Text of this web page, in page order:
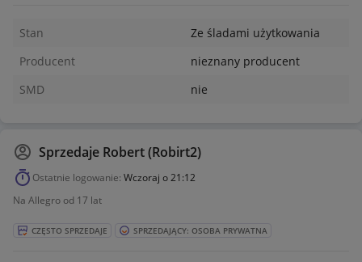
S5:ADL-SE 184R-B05 (Delay line)
S6:L0-4 560ns 1kiloom
S7:YY 86-C
S9:SEL-4473
S10:S8514
S11:B0158-8
S12:E 22kiloom 6D
Stan
Ze śladami użytkowania
Producent
nieznany producent
SMD
nie
Sprzedaje Robert (Robirt2)
Ostatnie logowanie: Wczoraj o 21:12
Na Allegro od 17 lat
CZĘSTO SPRZEDAJE SPRZEDAJĄCY: OSOBA PRYWATNA